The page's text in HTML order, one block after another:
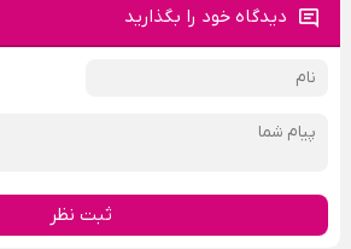
دیدگاه خود را بگذارید
ثبت نظر